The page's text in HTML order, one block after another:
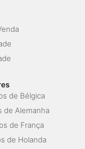
de Bélgica
de Alemanha
de França
de Holanda